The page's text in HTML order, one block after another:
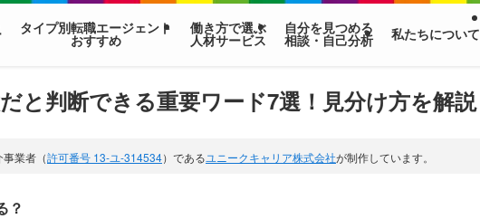
タイプ別転職エージェント
おすすめ
働き方で選ぶ
人材サービス
自分を見つめる
相談・自己分析 私たちについて
と判断できる重要ワード7選！見分け方を解説
業者（許可番号 13-ユ-314534）であるユニークキャリア株式会社が制作しています。
？